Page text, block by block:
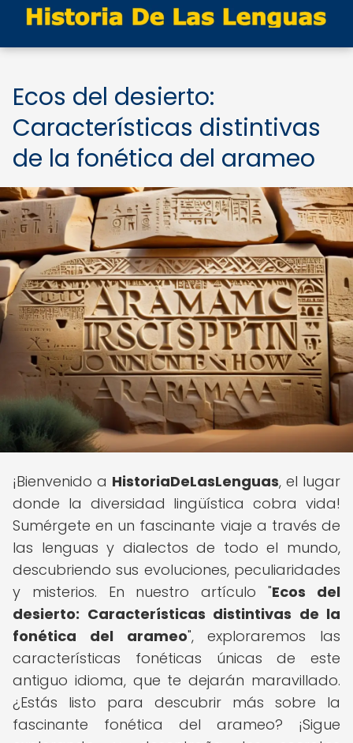
Ecos del desierto:
Características distintivas
de la fonética del arameo
¡Bienvenido a HistoriaDeLasLenguas, el lugar
donde la diversidad lingüística cobra vida!
Sumérgete en un fascinante viaje a través de
las lenguas y dialectos de todo el mundo,
descubriendo sus evoluciones, peculiaridades
y misterios. En nuestro artículo "Ecos del
desierto: Características distintivas de la
fonética del arameo", exploraremos las
características fonéticas únicas de este
antiguo idioma, que te dejarán maravillado.
¿Estás listo para descubrir más sobre la
fascinante fonética del arameo? ¡Sigue